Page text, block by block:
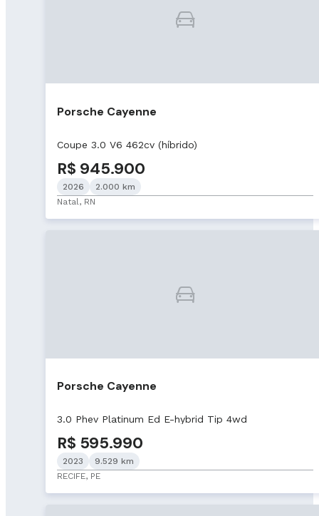
Porsche Cayenne
Coupe 3.0 V6 462cv (híbrido)
R$ 945.900
2026
2.000 km
Natal, RN
Porsche Cayenne
3.0 Phev Platinum Ed E-hybrid Tip 4wd
R$ 595.990
2023
9.529 km
RECIFE, PE